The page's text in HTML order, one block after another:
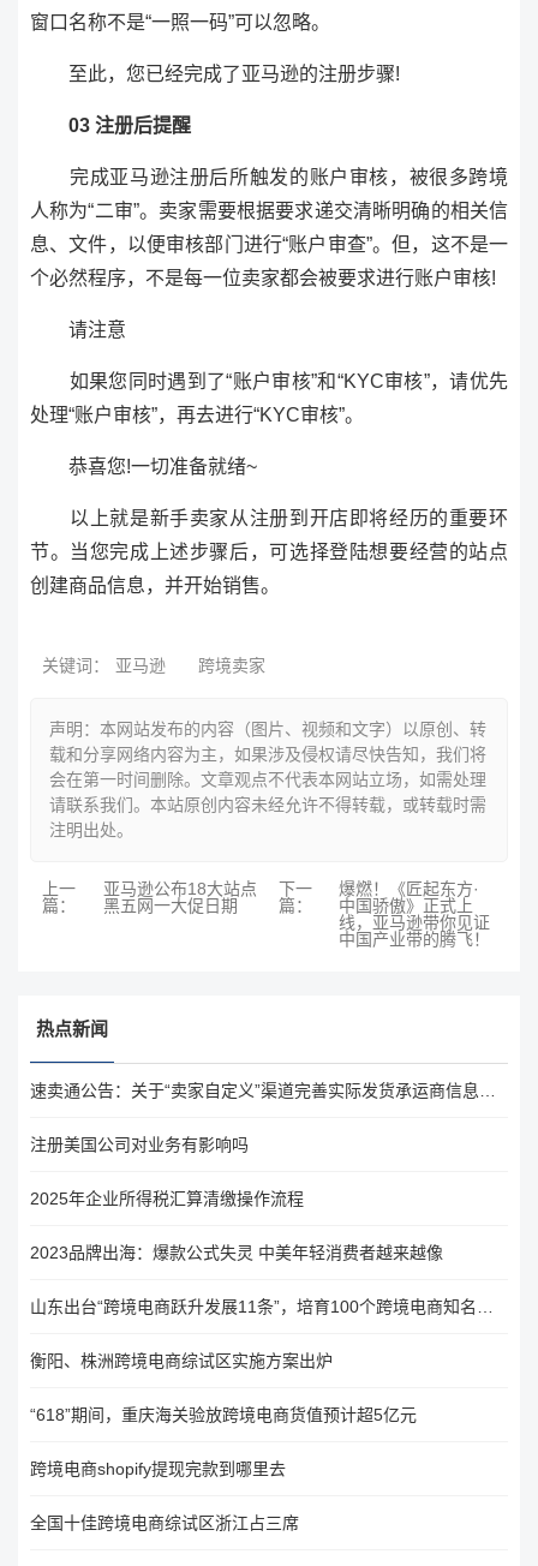
窗口名称不是“一照一码”可以忽略。
至此，您已经完成了亚马逊的注册步骤!
03 注册后提醒
完成亚马逊注册后所触发的账户审核，被很多跨境
人称为“二审”。卖家需要根据要求递交清晰明确的相关信
息、文件，以便审核部门进行“账户审查”。但，这不是一
个必然程序，不是每一位卖家都会被要求进行账户审核!
请注意
如果您同时遇到了“账户审核”和“KYC审核”，请优先
处理“账户审核”，再去进行“KYC审核”。
恭喜您!一切准备就绪~
以上就是新手卖家从注册到开店即将经历的重要环
节。当您完成上述步骤后，可选择登陆想要经营的站点
创建商品信息，并开始销售。
关键词： 亚马逊 跨境卖家
声明：本网站发布的内容（图片、视频和文字）以原创、转
载和分享网络内容为主，如果涉及侵权请尽快告知，我们将
会在第一时间删除。文章观点不代表本网站立场，如需处理
请联系我们。本站原创内容未经允许不得转载，或转载时需
注明出处。
上一
篇：
亚马逊公布18大站点
黑五网一大促日期
下一
篇：
爆燃！《匠起东方·
中国骄傲》正式上
线，亚马逊带你见证
中国产业带的腾飞！
热点新闻
速卖通公告：关于“卖家自定义”渠道完善实际发货承运商信息的通知
注册美国公司对业务有影响吗
2025年企业所得税汇算清缴操作流程
2023品牌出海：爆款公式失灵 中美年轻消费者越来越像
山东出台“跨境电商跃升发展11条”，培育100个跨境电商知名品牌
衡阳、株洲跨境电商综试区实施方案出炉
“618”期间，重庆海关验放跨境电商货值预计超5亿元
跨境电商shopify提现完款到哪里去
全国十佳跨境电商综试区浙江占三席